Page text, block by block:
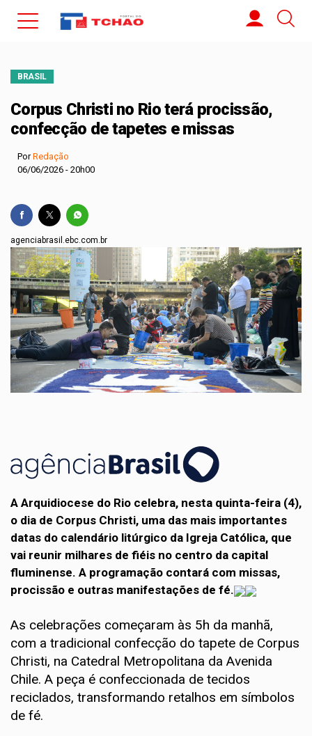
BRASIL
Corpus Christi no Rio terá procissão,
confecção de tapetes e missas
PorRedação
06/06/2026 - 20h00
agenciabrasil.ebc.com.br
A Arquidiocese do Rio celebra, nesta quinta-feira (4),
o dia de Corpus Christi, uma das mais importantes
datas do calendário litúrgico da Igreja Católica, que
vai reunir milhares de fiéis no centro da capital
fluminense. A programação contará com missas,
procissão e outras manifestações de fé.
As celebrações começaram às 5h da manhã,
com a tradicional confecção do tapete de Corpus
Christi, na Catedral Metropolitana da Avenida
Chile. A peça é confeccionada de tecidos
reciclados, transformando retalhos em símbolos
de fé.